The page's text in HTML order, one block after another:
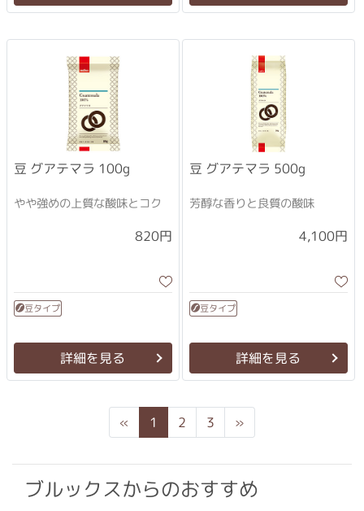
豆 グアテマラ 100g
やや強めの上質な酸味とコク
820円
豆タイプ
詳細を見る
豆 グアテマラ 500g
芳醇な香りと良質の酸味
4,100円
豆タイプ
詳細を見る
« Previous
1 2 3 »Next
ブルックスからのおすすめ